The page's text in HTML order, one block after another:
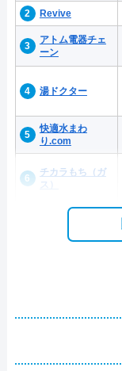
Revive
アトム電器チェ
ーン
湯ドクター
快適水まわ
り.com
チカラもち（ガ
ス）